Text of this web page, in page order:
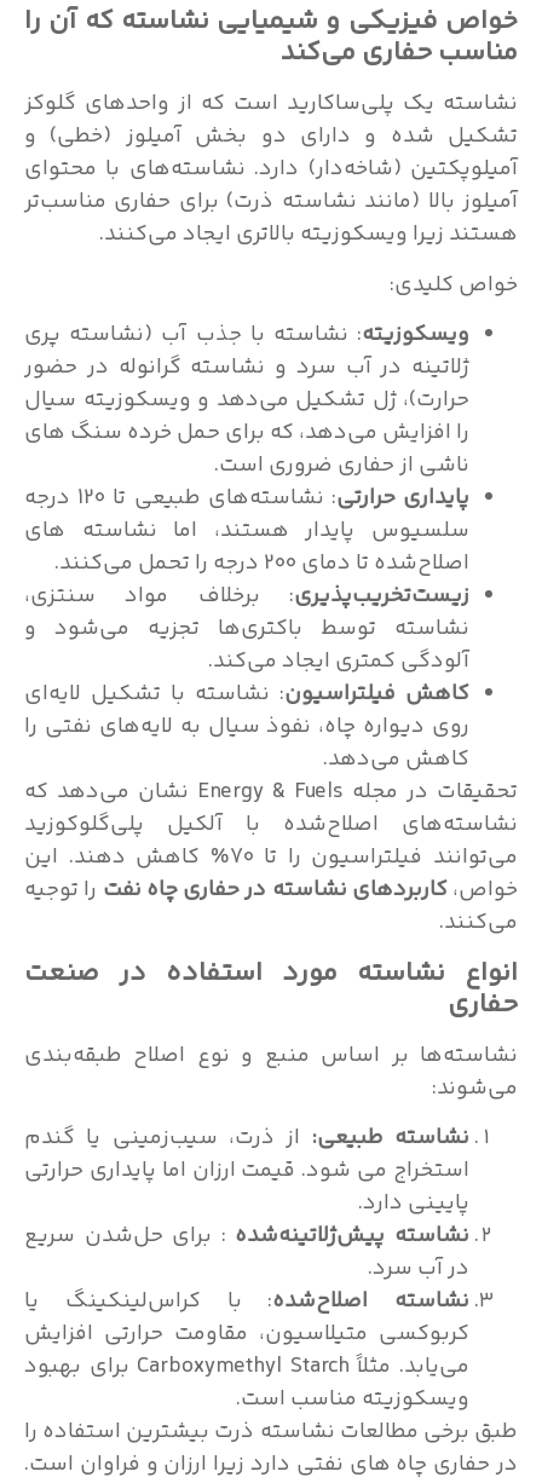
فیزیکی و شیمیایی نشاسته که آن را
حفاری می‌کند
یک پلی‌ساکارید است که از واحدهای گلوکز
شده و دارای دو بخش آمیلوز (خطی) و
(شاخه‌دار) دارد. نشاسته‌های با محتوای
بالا (مانند نشاسته ذرت) برای حفاری مناسب‌تر
زیرا ویسکوزیته بالاتری ایجاد می‌کنند.
کلیدی:
ویسکوزیته: نشاسته با جذب آب (نشاسته پری
ژلاتینه در آب سرد و نشاسته گرانوله در حضور
حرارت)، ژل تشکیل می‌دهد و ویسکوزیته سیال
را افزایش می‌دهد، که برای حمل خرده سنگ های
ناشی از حفاری ضروری است.
پایداری حرارتی
: نشاسته‌های طبیعی تا 120 درجه
سلسیوس پایدار هستند، اما نشاسته های
اصلاح‌شده‌ تا دمای 200 درجه را تحمل می‌کنند.
زیست‌تخریب‌پذیری: برخلاف مواد سنتزی،
نشاسته توسط باکتری‌ها تجزیه می‌شود و
آلودگی کمتری ایجاد می‌کند.
کاهش فیلتراسیون: نشاسته با تشکیل لایه‌ای
روی دیواره چاه، نفوذ سیال به لایه‌های نفتی را
کاهش می‌دهد.
تحقیقات در مجله Energy & Fuels نشان می‌دهد که
اصلاح‌شده با آلکیل پلی‌گلوکوزید
می‌توانند فیلتراسیون را تا 70% کاهش دهند. این
کاربردهای نشاسته در حفاری چاه نفترا توجیه
نشاسته مورد استفاده در صنعت
بر اساس منبع و نوع اصلاح طبقه‌بندی
نشاسته طبیعی:از ذرت، سیب‌زمینی یا گندم
استخراج می شود. قیمت ارزان اما پایداری حرارتی
پایینی دارد.
نشاسته پیش‌ژلاتینه‌شده: برای حل‌شدن سریع
در آب سرد.
نشاسته اصلاح‌شده: با کراس‌لینکینگ یا
کربوکسی متیلاسیون، مقاومت حرارتی افزایش
می‌یابد. مثلاً Carboxymethyl Starch برای بهبود
ویسکوزیته مناسب است.
مطالعات نشاسته ذرت بیشترین استفاده را
چاه های نفتی دارد زیرا ارزان و فراوان است.